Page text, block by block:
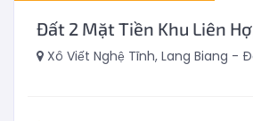
Xô Viết Nghệ Tĩnh, Lang Biang - Đà Lạt,